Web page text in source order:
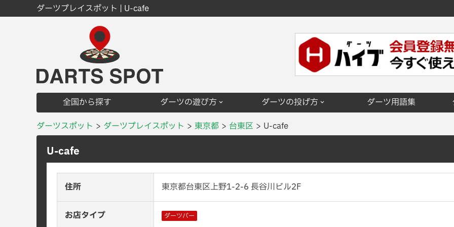
ダーツプレイスポット | U-cafe
全国から探す ダーツの遊び方 ダーツの投げ方 ダーツ用語集
ダーツスポット
ダーツプレイスポット 東京都 台東区 U-cafe
U-cafe
住所 東京都台東区上野1-2-6 長谷川ビル2F
お店タイプ ダーツバー